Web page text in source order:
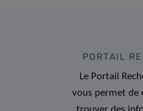
PORTAIL
Le Portail
vous permet de